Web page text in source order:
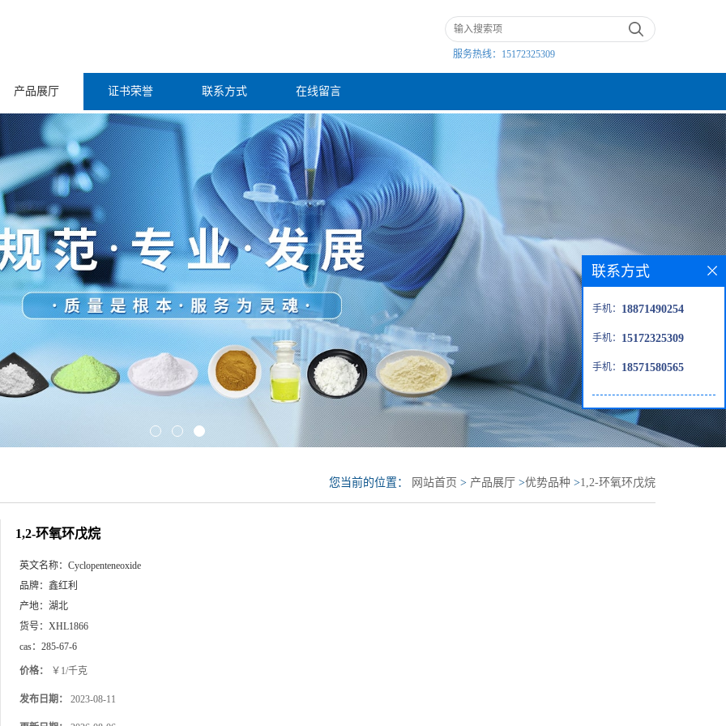
服务热线： 15172325309
产品展厅 证书荣誉 联系方式 在线留言
您当前的位置： 网站首页 > 产品展厅 >优势品种 >1,2-环氧环戊烷
1,2-环氧环戊烷
英文名称： Cyclopenteneoxide
品牌： 鑫红利
产地： 湖北
货号： XHL1866
cas： 285-67-6
价格： ￥1/千克
发布日期： 2023-08-11
联系方式
手机： 18871490254
手机： 15172325309
手机： 18571580565